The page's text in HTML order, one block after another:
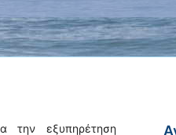
την εξυπηρέτηση